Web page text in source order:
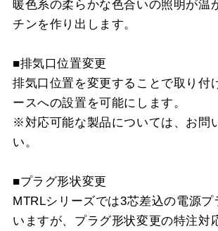
暖色系の柔らかな色合いの照明が温
チンを作り出します。
■排気口位置変更
排気口位置を変更することで取り付
ースへの設置を可能にします。
※対応可能な製品については、お問
い。
■プラグ形状変更
MTRLシリーズでは3芯差込の電源プ
いますが、プラグ形状変更の特注対